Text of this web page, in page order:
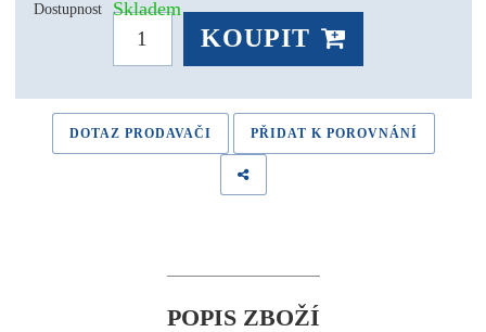
Dostupnost Skladem
KOUPIT
DOTAZ PRODAVAČI PŘIDAT K POROVNÁNÍ
POPIS ZBOŽÍ